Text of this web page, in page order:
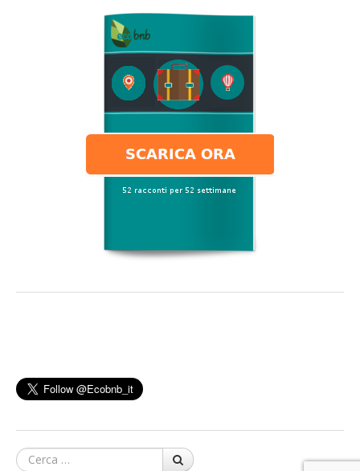
Cerca